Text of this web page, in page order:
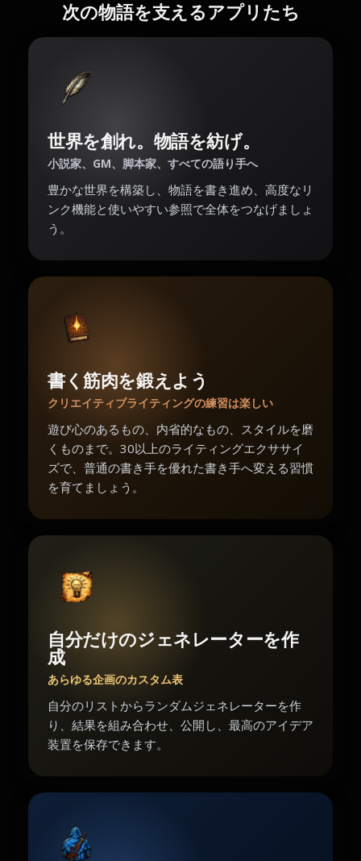
次の物語を支えるアプリたち
世界を創れ。物語を紡げ。
小説家、GM、脚本家、すべての語り手へ
豊かな世界を構築し、物語を書き進め、高度なリ
ンク機能と使いやすい参照で全体をつなげましょ
う。
書く筋肉を鍛えよう
クリエイティブライティングの練習は楽しい
遊び心のあるもの、内省的なもの、スタイルを磨
くものまで。30以上のライティングエクササイ
ズで、普通の書き手を優れた書き手へ変える習慣
を育てましょう。
自分だけのジェネレーターを作
成
あらゆる企画のカスタム表
自分のリストからランダムジェネレーターを作
り、結果を組み合わせ、公開し、最高のアイデア
装置を保存できます。